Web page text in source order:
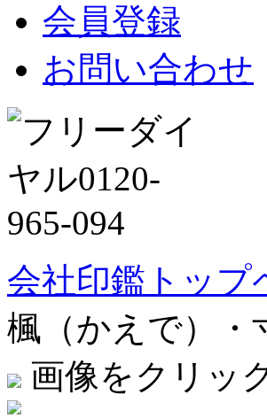
会員登録
お問い合わせ
会社印鑑トップ
楓（かえで）・
画像をクリッ